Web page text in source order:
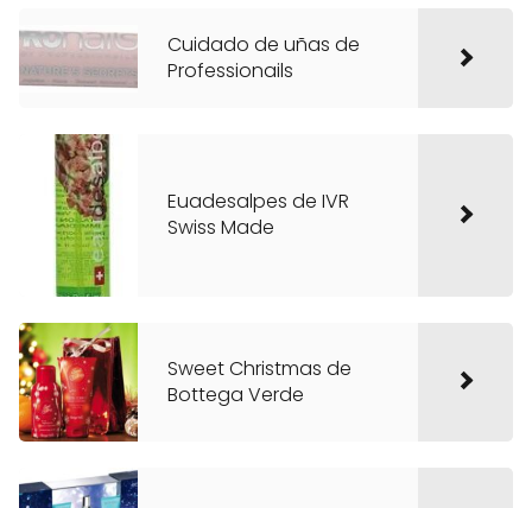
Cuidado de uñas de
Professionails
Euadesalpes de IVR
Swiss Made
Sweet Christmas de
Bottega Verde